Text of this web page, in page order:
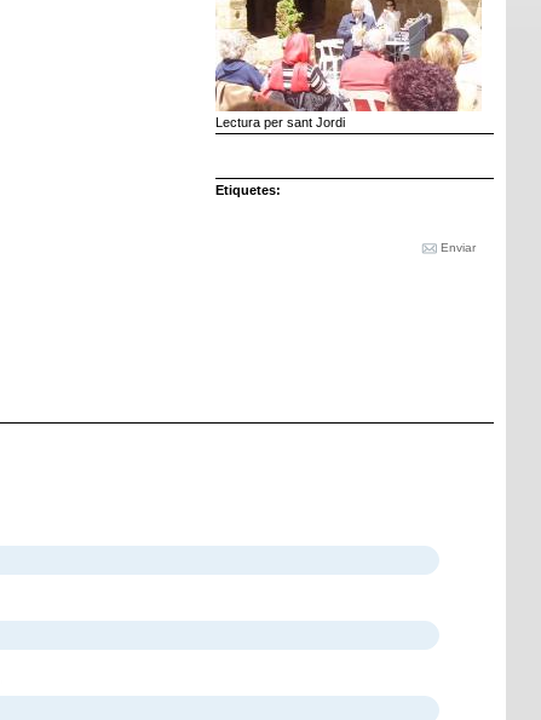
Lectura per sant Jordi
Etiquetes:
Enviar